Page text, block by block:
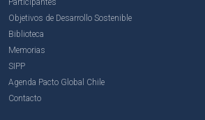
Participantes
Objetivos de Desarrollo Sostenible
Biblioteca
Memorias
SIPP
Agenda Pacto Global Chile
Contacto